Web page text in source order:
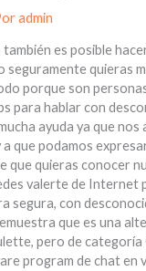
admin
es posible
seguramente quieras
porque son
para hablar con
ayuda ya que
que podamos
que quieras conocer
valerte de Internet
segura, con
que es una
pero de categoría
program de chat en